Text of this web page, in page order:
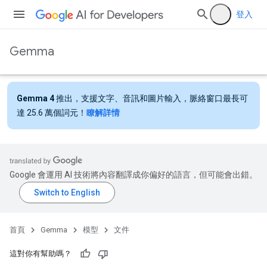
登入
Gemma
Gemma 4推出，支援文字、音訊和圖片輸入，脈絡窗口最長可
達 25.6 萬個詞元！ 瞭解詳情
Google 會運用 AI 技術將內容翻譯成你偏好的語言，但可能會出錯。
首頁 Gemma 模型 文件
這對你有幫助嗎？